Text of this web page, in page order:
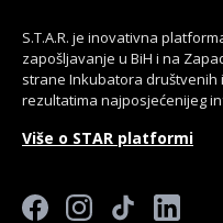
S.T.A.R. je inovativna
zapošljavanje u BiH i na
strane Inkubatora društvenih
rezultatima najposjećenijeg
Više o STAR platformi